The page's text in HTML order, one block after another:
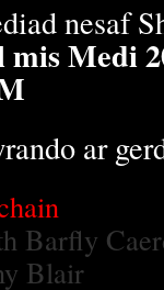
nesaf
mis Medi
ar
Barfly
Blair